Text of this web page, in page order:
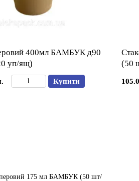
400мл БАМБУК д90
уп/ящ)
Купити
(50